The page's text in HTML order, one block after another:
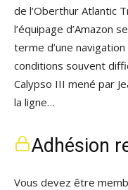
de l’Oberthur Atlantic
l’équipage d’Amazon
terme d’une
conditions souvent
Calypso III mené par
la ligne…
Adhésion
Vous devez être